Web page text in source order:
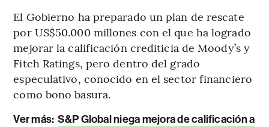
El Gobierno ha preparado un plan de rescate
por US$50.000 millones con el que ha logrado
mejorar la calificación crediticia de Moody’s y
Fitch Ratings, pero dentro del grado
especulativo, conocido en el sector financiero
como bono basura.
Ver más: S&P Global niega mejora de calificación a